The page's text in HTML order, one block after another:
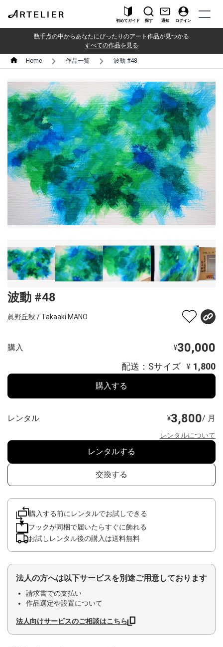
初めてガイド 探す 通知 ログイン
数千点の中からあなたにぴったりのアート作品が見つかる
すべての作品を見る
Home 作品一覧 波動 #48
波動 #48
眞野丘秋 / Takaaki MANO
購入 ¥30,000
配送：Sサイズ ¥ 1,800
購入する
レンタル ¥3,800/ 月
レンタルについて
レンタルする
交換する
購入する前にレンタルでお試しできる
フックが同梱で届いたらすぐに飾れる
お試しレンタル後の購入は送料無料
法人の方へは以下サービスを別途ご用意しております
請求書での支払い
作品選定や設置について
法人向けサービスのご相談はこちら